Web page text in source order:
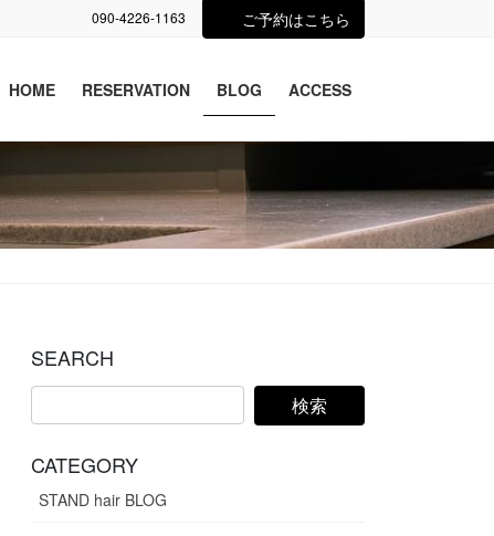
090-4226-1163 ご予約はこちら
HOME RESERVATION BLOG ACCESS
SEARCH
CATEGORY
STAND hair BLOG